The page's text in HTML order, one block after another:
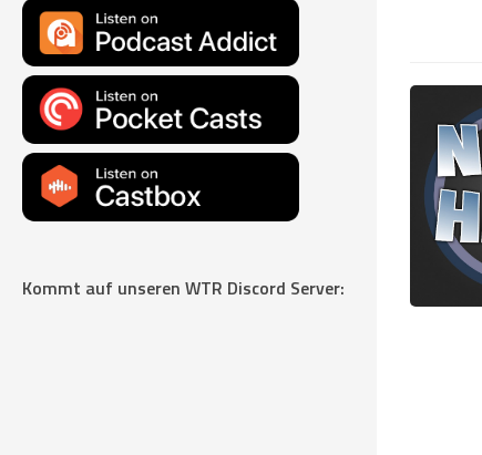
Kommt auf unseren WTR Discord Server: